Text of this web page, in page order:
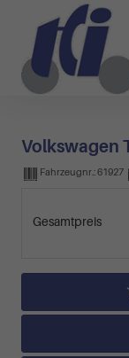
Volkswagen
Fahrzeugnr.:61927
Gesamtpreis